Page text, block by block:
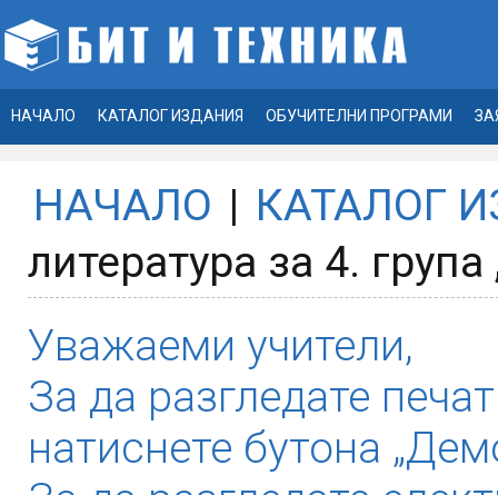
НАЧАЛО КАТАЛОГ ИЗДАНИЯ ОБУЧИТЕЛНИ ПРОГРАМИ
НАЧАЛО | КАТАЛОГ
литература за 4.
Уважаеми учители,
За да разгледате
натиснете бутона